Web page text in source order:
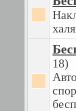
18)